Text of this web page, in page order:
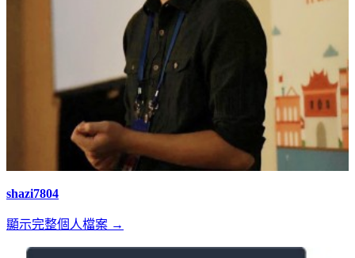
shazi7804
顯示完整個人檔案 →